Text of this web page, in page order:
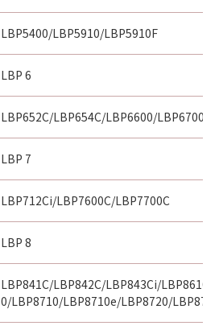
LBP5400/LBP5910/LBP5910F
LBP 6
LBP652C/LBP654C/LBP6600/LBP6700/
LBP 7
LBP712Ci/LBP7600C/LBP7700C
LBP 8
LBP841C/LBP842C/LBP843Ci/LBP8610/
0/LBP8710/LBP8710e/LBP8720/